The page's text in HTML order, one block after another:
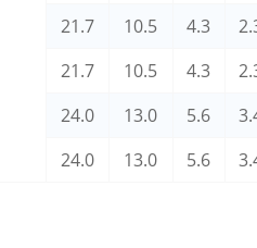
21.7 10.5 4.3
21.7 10.5 4.3
24.0 13.0 5.6
24.0 13.0 5.6